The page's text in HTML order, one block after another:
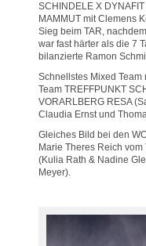
SCHINDELE X
MAMMUT mit Clemens
Sieg beim TAR,
war fast härter als die 7
bilanzierte Ramon
Schnellstes Mixed
Team TREFFPUNKT
VORARLBERG RESA
Claudia Ernst und
Gleiches Bild bei den
Marie Theres Reich vom
(Kulia Rath & Nadine
Meyer).